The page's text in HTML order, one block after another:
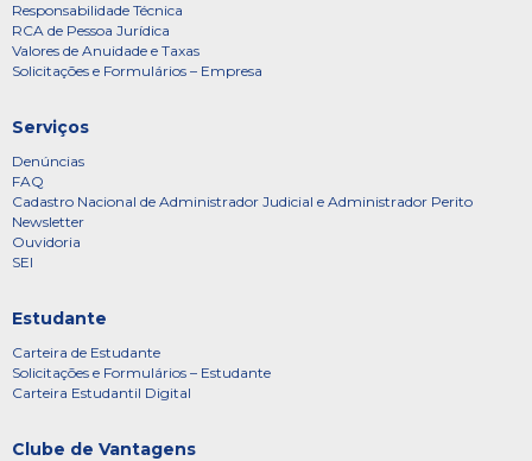
Responsabilidade Técnica
RCA de Pessoa Jurídica
Valores de Anuidade e Taxas
Solicitações e Formulários – Empresa
Serviços
Denúncias
FAQ
Cadastro Nacional de Administrador Judicial e Administrador Perito
Newsletter
Ouvidoria
SEI
Estudante
Carteira de Estudante
Solicitações e Formulários – Estudante
Carteira Estudantil Digital
Clube de Vantagens